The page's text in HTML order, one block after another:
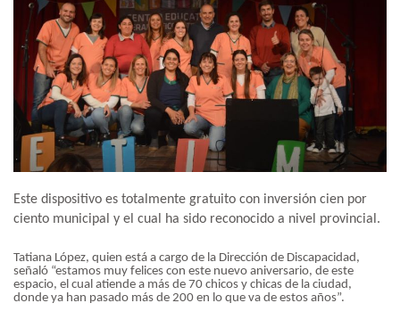
Este dispositivo es totalmente gratuito con inversión cien por
ciento municipal y el cual ha sido reconocido a nivel provincial.
Tatiana López, quien está a cargo de la Dirección de Discapacidad,
señaló “estamos muy felices con este nuevo aniversario, de este
espacio, el cual atiende a más de 70 chicos y chicas de la ciudad,
donde ya han pasado más de 200 en lo que va de estos años”.